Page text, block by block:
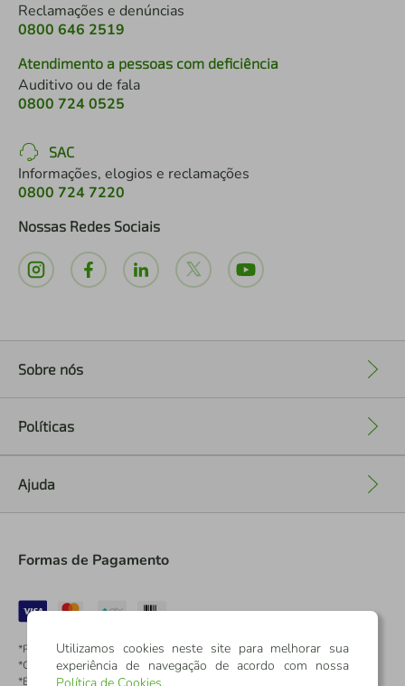
Reclamações e denúncias
0800 646 2519
Atendimento a pessoas com deficiência
Auditivo ou de fala
0800 724 0525
SAC
Informações, elogios e reclamações
0800 724 7220
Nossas Redes Sociais
Sobre nós
Políticas
Ajuda
Formas de Pagamento
*Pontos dos Cartões Sicredi
*Cartões Sicredi
*Boleto exclusivo para associados PJ
Utilizamos cookies neste site para melhorar sua
experiência de navegação de acordo com nossa